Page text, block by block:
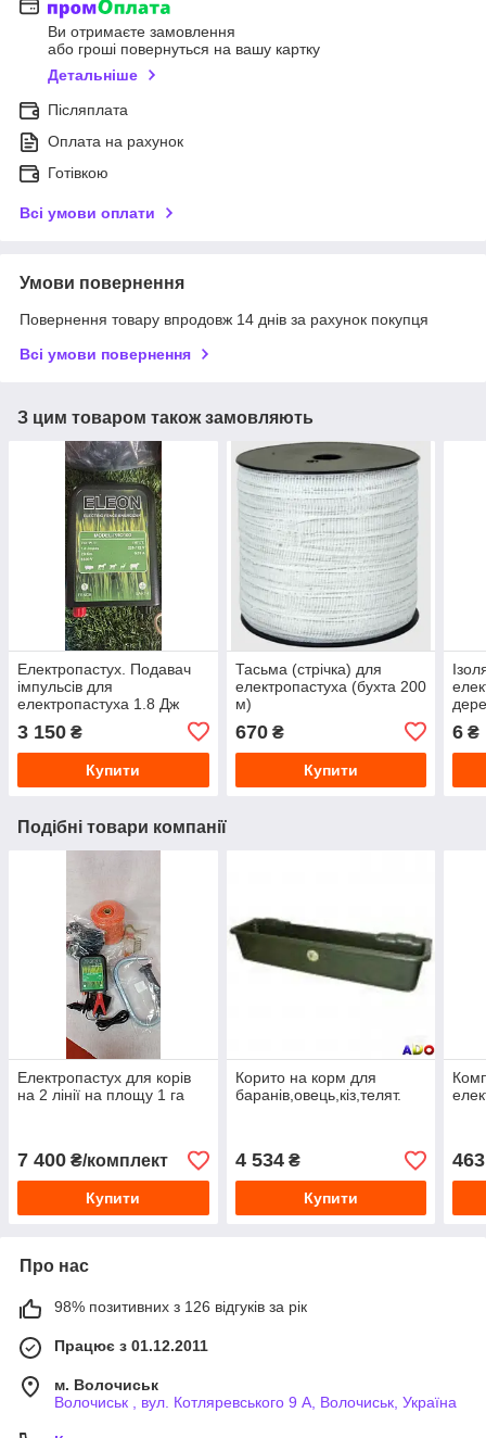
Ви отримаєте замовлення
або гроші повернуться на вашу картку
Детальніше
Післяплата
Оплата на рахунок
Готівкою
Всі умови оплати
Умови повернення
Повернення товару впродовж 14 днів за рахунок покупця
Всі умови повернення
З цим товаром також замовляють
Електропастух. Подавач
імпульсів для
електропастуха 1.8 Дж
3 150 ₴
Купити
Тасьма (стрічка) для
електропастуха (бухта 200
м)
670₴
Купити
6 ₴
Подібні товари компанії
Електропастух для корів
на 2 лінії на площу 1 га
7 400 ₴/комплект
Купити
Корито на корм для
баранів,овець,кіз,телят.
4 534₴
Купити
463
Про нас
98% позитивних з 126 відгуків за рік
Працює з 01.12.2011
м. Волочиськ
Волочиськ , вул. Котляревського 9 А, Волочиськ, Україна